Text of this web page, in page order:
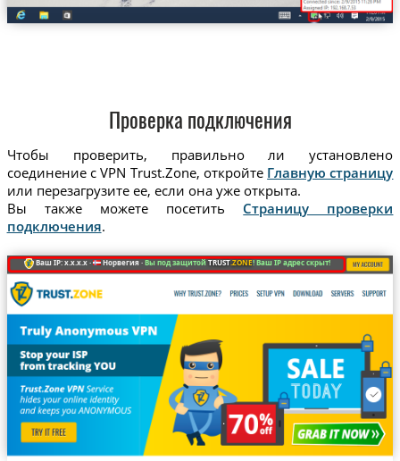
Проверка подключения
Чтобы проверить, правильно ли установлено
соединение с VPN Trust.Zone, откройте Главную страницу
или перезагрузите ее, если она уже открыта.
Вы также можете посетить Страницу проверки
подключения.
Ваш IP: x.x.x.x · Норвегия ·Вы под защитойTRUST.ZONE! Ваш IP адрес скрыт!